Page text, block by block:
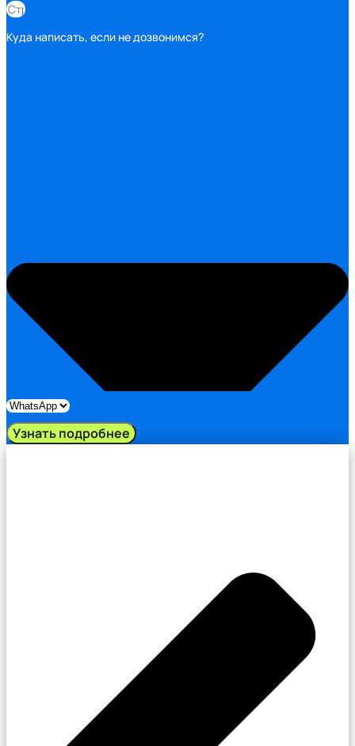
Куда написать, если не дозвонимся?
Узнать подробнее